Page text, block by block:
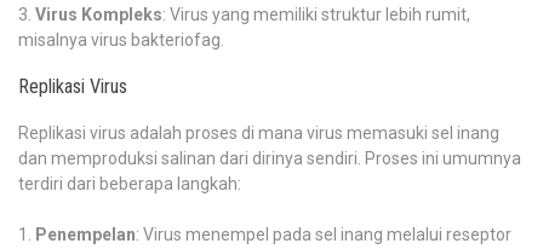
Virus Kompleks: Virus yang memiliki struktur lebih rumit,
misalnya virus bakteriofag.
Replikasi Virus
Replikasi virus adalah proses di mana virus memasuki sel inang
dan memproduksi salinan dari dirinya sendiri. Proses ini umumnya
terdiri dari beberapa langkah:
Penempelan: Virus menempel pada sel inang melalui reseptor